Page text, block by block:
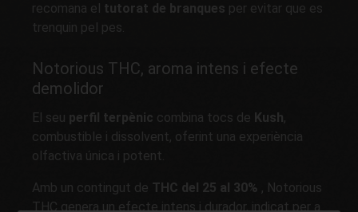
recomana el tutorat de branques per evitar que es
trenquin pel pes.
Notorious THC, aroma intens i efecte
demolidor
El seu perfil terpènic combina tocs de Kush,
combustible i dissolvent, oferint una experiència
olfactiva única i potent.
Amb un contingut de THC del 25 al 30% , Notorious
THC genera un efecte intens i durador, indicat per a